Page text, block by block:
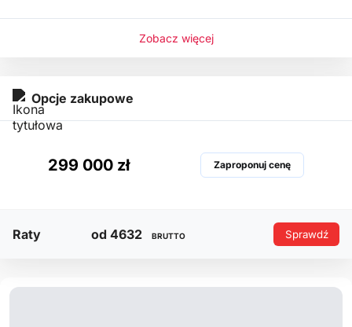
*
*
Moc silnika
Pojemność
Zobacz więcej
Opcje zakupowe
299 000 zł Zaproponuj cenę
Raty od 4632 BRUTTO Sprawdź